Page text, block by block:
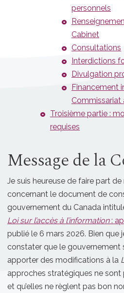
personnels
Cabinet
Consultations
Interdictions
Divulgation
Financement
Commissariat
Troisième partie :
requises
Message de la
Je suis heureuse de faire part
concernant le document de
gouvernement du Canada
Loi sur l’accès à l’information:
publié le 6 mars 2026. Bien que
constater que le gouvernement
apporter des modifications à la
approches stratégiques ne sont
et qu’elles ne règlent pas bon